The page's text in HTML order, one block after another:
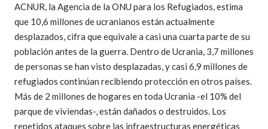
ACNUR, la Agencia de la ONU para los Refugiados, estima
que 10,6 millones de ucranianos están actualmente
desplazados, cifra que equivale a casi una cuarta parte de su
población antes de la guerra. Dentro de Ucrania, 3,7 millones
de personas se han visto desplazadas, y casi 6,9 millones de
refugiados continúan recibiendo protección en otros países.
Más de 2 millones de hogares en toda Ucrania -el 10% del
parque de viviendas-, están dañados o destruidos. Los
repetidos ataques sobre las infraestructuras energéticas